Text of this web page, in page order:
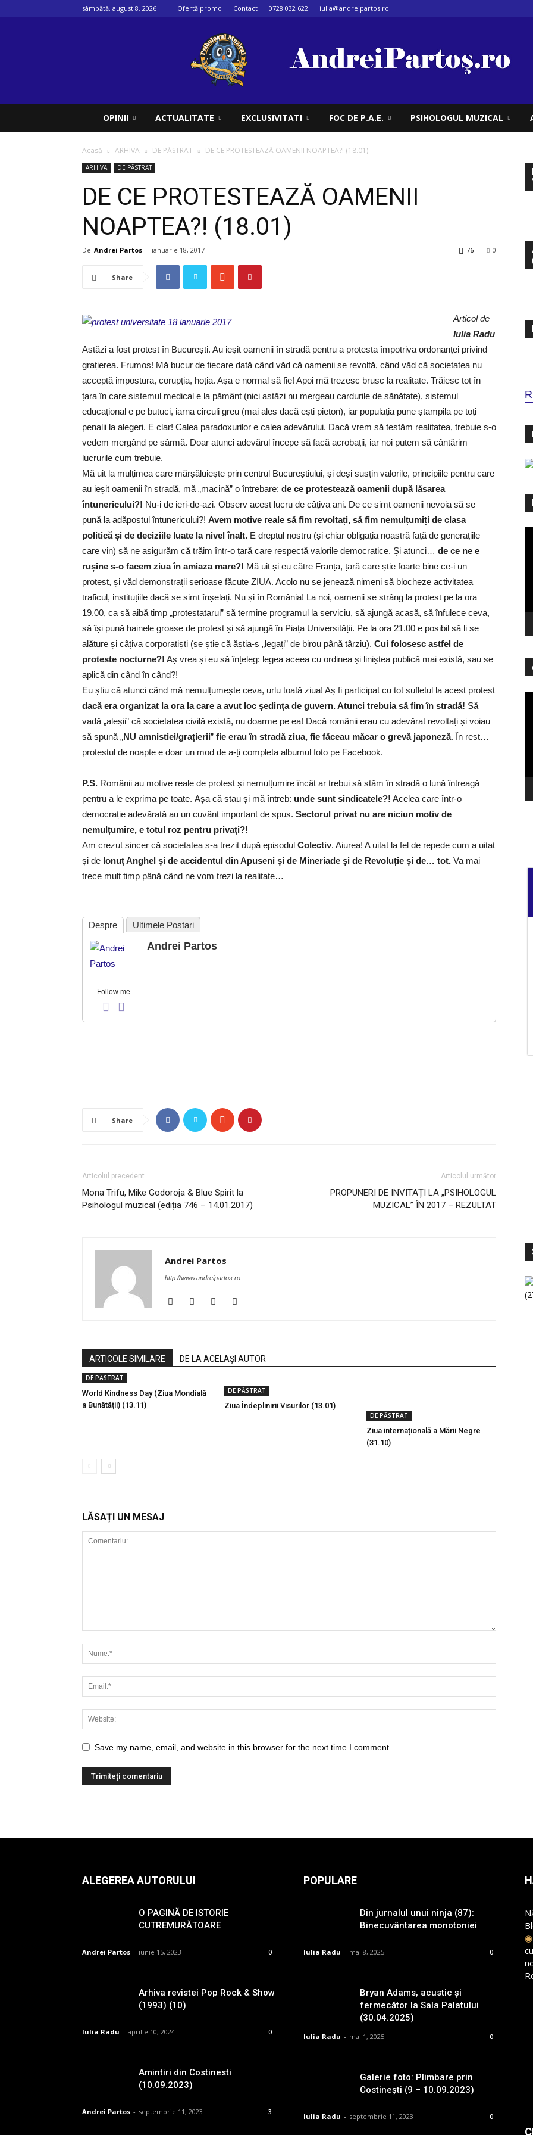
sâmbătă, august 8, 2026 Ofertă promo Contact 0728 032 622 iulia@andreipartos.ro
OPINII ACTUALITATE EXCLUSIVITATI FOC DE P.A.E. PSIHOLOGUL MUZICAL
Acasă ARHIVA DE PĂSTRAT DE CE PROTESTEAZĂ OAMENII NOAPTEA?! (18.01)
ARHIVA DE PĂSTRAT
DE CE PROTESTEAZĂ OAMENII
NOAPTEA?! (18.01)
De Andrei Partos - ianuarie 18, 2017 0
76
Share
Articol de
Iulia Radu
Astăzi a fost protest în București. Au ieșit oamenii în stradă pentru a protesta împotriva ordonanței privind
grațierea. Frumos! Mă bucur de fiecare dată când văd că oamenii se revoltă, când văd că societatea nu
acceptă impostura, corupția, hoția. Așa e normal să fie! Apoi mă trezesc brusc la realitate. Trăiesc tot în
țara în care sistemul medical e la pământ (nici astăzi nu mergeau cardurile de sănătate), sistemul
educațional e pe butuci, iarna circuli greu (mai ales dacă ești pieton), iar populația pune ștampila pe toți
penalii la alegeri. E clar! Calea paradoxurilor e calea adevărului. Dacă vrem să testăm realitatea, trebuie s-o
vedem mergând pe sârmă. Doar atunci adevărul începe să facă acrobații, iar noi putem să cântărim
lucrurile cum trebuie.
Mă uit la mulțimea care mărșăluiește prin centrul Bucureștiului, și deși susțin valorile, principiile pentru care
au ieșit oamenii în stradă, mă „macină” o întrebare: de ce protestează oamenii după lăsarea
întunericului?! Nu-i de ieri-de-azi. Observ acest lucru de câțiva ani. De ce simt oamenii nevoia să se
pună la adăpostul întunericului?! Avem motive reale să fim revoltați, să fim nemulțumiți de clasa
politică și de deciziile luate la nivel înalt. E dreptul nostru (și chiar obligația noastră față de generațiile
care vin) să ne asigurăm că trăim într-o țară care respectă valorile democratice. Și atunci… de ce ne e
rușine s-o facem ziua în amiaza mare?! Mă uit și eu către Franța, țară care știe foarte bine ce-i un
protest, și văd demonstrații serioase făcute ZIUA. Acolo nu se jenează nimeni să blocheze activitatea
traficul, instituțiile dacă se simt înșelați. Nu și în România! La noi, oamenii se strâng la protest pe la ora
19.00, ca să aibă timp „protestatarul” să termine programul la serviciu, să ajungă acasă, să înfulece ceva,
să își pună hainele groase de protest și să ajungă în Piața Universității. Pe la ora 21.00 e posibil să li se
alăture și câțiva corporatiști (se știe că ăștia-s „legați” de birou până târziu). Cui folosesc astfel de
proteste nocturne?! Aș vrea și eu să înțeleg: legea aceea cu ordinea și liniștea publică mai există, sau se
aplică din când în când?!
Eu știu că atunci când mă nemulțumește ceva, urlu toată ziua! Aș fi participat cu tot sufletul la acest protest
dacă era organizat la ora la care a avut loc ședința de guvern. Atunci trebuia să fim în stradă! Să
vadă „aleșii” că societatea civilă există, nu doarme pe ea! Dacă românii erau cu adevărat revoltați și voiau
să spună „NU amnistiei/grațierii” fie erau în stradă ziua, fie făceau măcar o grevă japoneză. În rest…
protestul de noapte e doar un mod de a-ți completa albumul foto pe Facebook.
P.S. Românii au motive reale de protest și nemulțumire încât ar trebui să stăm în stradă o lună întreagă
pentru a le exprima pe toate. Așa că stau și mă întreb: unde sunt sindicatele?! Acelea care într-o
democrație adevărată au un cuvânt important de spus. Sectorul privat nu are niciun motiv de
nemulțumire, e totul roz pentru privați?!
Am crezut sincer că societatea s-a trezit după episodul Colectiv. Aiurea! A uitat la fel de repede cum a uitat
și de Ionuț Anghel și de accidentul din Apuseni și de Mineriade și de Revoluție și de… tot. Va mai
trece mult timp până când ne vom trezi la realitate…
Despre Ultimele Postari
Follow me
Andrei Partos
Share
Articolul precedent
Mona Trifu, Mike Godoroja & Blue Spirit la
Psihologul muzical (ediția 746 – 14.01.2017)
Articolul următor
PROPUNERI DE INVITAȚI LA „PSIHOLOGUL
MUZICAL” ÎN 2017 – REZULTAT
Andrei Partos
http://www.andreipartos.ro
ARTICOLE SIMILARE DE LA ACELAȘI AUTOR
DE PĂSTRAT
World Kindness Day (Ziua Mondială
a Bunătății) (13.11)
DE PĂSTRAT
Ziua Îndeplinirii Visurilor (13.01)
DE PĂSTRAT
Ziua internațională a Mării Negre
(31.10)
LĂSAȚI UN MESAJ
Save my name, email, and website in this browser for the next time I comment.
ALEGEREA AUTORULUI
O PAGINĂ DE ISTORIE
CUTREMURĂTOARE
Andrei Partos - iunie 15, 2023 0
Arhiva revistei Pop Rock & Show
(1993) (10)
Iulia Radu - aprilie 10, 2024 0
Amintiri din Costinesti
(10.09.2023)
Andrei Partos - septembrie 11, 2023 3
POPULARE
Din jurnalul unui ninja (87):
Binecuvântarea monotoniei
Iulia Radu - mai 8, 2025 0
Bryan Adams, acustic și
fermecător la Sala Palatului
(30.04.2025)
Iulia Radu - mai 1, 2025 0
Galerie foto: Plimbare prin
Costinești (9 – 10.09.2023)
Iulia Radu - septembrie 11, 2023 0
◉